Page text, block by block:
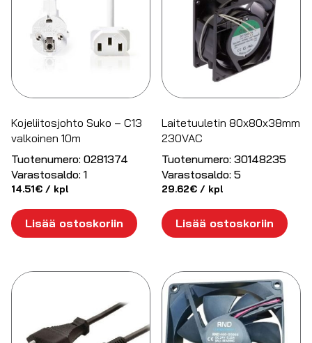
Kojeliitosjohto Suko – C13
valkoinen 10m
Tuotenumero: 0281374
Varastosaldo: 1
14.51€ / kpl
Lisää ostoskoriin
Laitetuuletin 80x80x38mm
230VAC
Tuotenumero: 30148235
Varastosaldo: 5
29.62€ / kpl
Lisää ostoskoriin